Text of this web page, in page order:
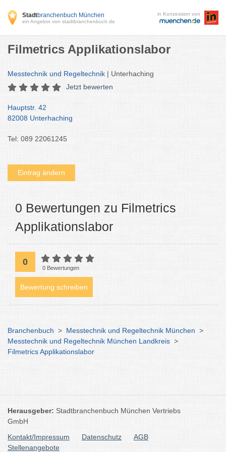
Stadtbranchenbuch München
ein Angebot von stadtbranchenbuch.de
in Konzession von
Filmetrics Applikationslabor
Messtechnik und Regeltechnik | Unterhaching
Jetzt bewerten
Hauptstr. 42
82008 Unterhaching
Tel: 089 22061245
Eintrag ändern
0 Bewertungen zu Filmetrics
Applikationslabor
0
0 Bewertungen
Bewertung schreiben
Branchenbuch > Messtechnik und Regeltechnik München >
Messtechnik und Regeltechnik München Landkreis >
Filmetrics Applikationslabor
Herausgeber: Stadtbranchenbuch München Vertriebs
GmbH
Kontakt/Impressum
Datenschutz
AGB
Stellenangebote